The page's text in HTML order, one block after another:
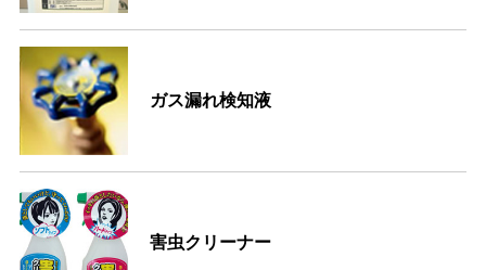
ガス漏れ検知液
害虫クリーナー